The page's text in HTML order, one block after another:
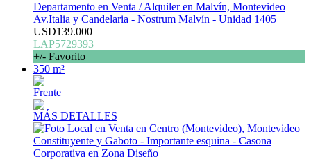
Departamento en Venta / Alquiler en Malvín, Montevideo
Av.Italia y Candelaria - Nostrum Malvín - Unidad 1405
USD139.000
LAP5729393
+/- Favorito
350 m²
Frente
MÁS DETALLES